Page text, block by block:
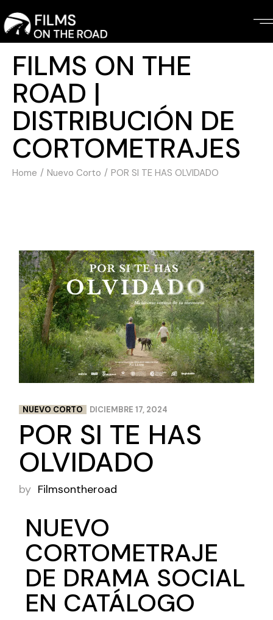
FILMS ON THE
ROAD |
DISTRIBUCIÓN DE
CORTOMETRAJES
Home Nuevo Corto POR SI TE HAS OLVIDADO
NUEVO CORTO DICIEMBRE 17, 2024
POR SI TE HAS
OLVIDADO
by Filmsontheroad
NUEVO
CORTOMETRAJE
DE DRAMA SOCIAL
EN CATÁLOGO